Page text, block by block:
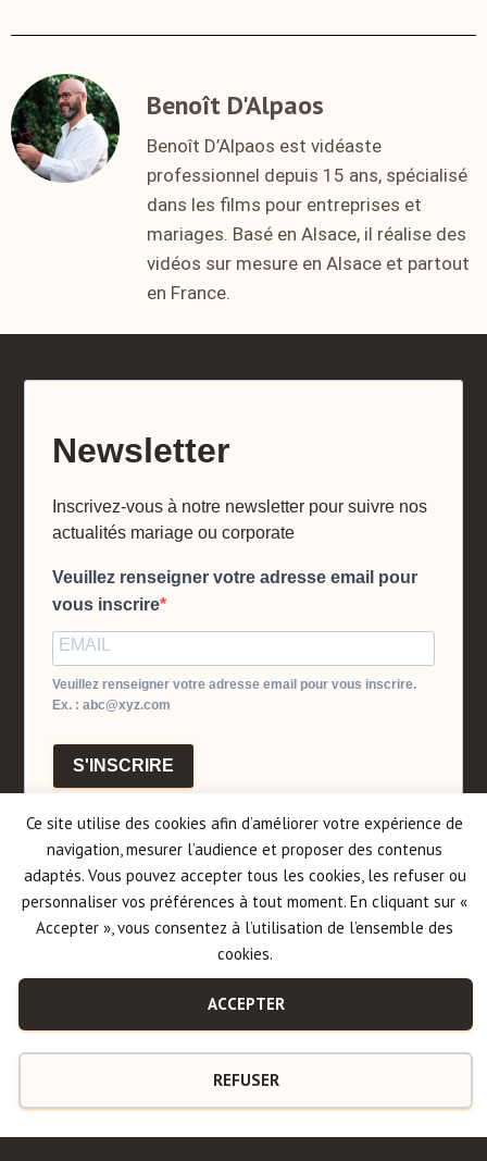
Ce site utilise des cookies afin d’améliorer votre expérience de
navigation, mesurer l’audience et proposer des contenus
adaptés. Vous pouvez accepter tous les cookies, les refuser ou
personnaliser vos préférences à tout moment. En cliquant sur «
Accepter », vous consentez à l’utilisation de l’ensemble des
cookies.
ACCEPTER
REFUSER
Benoît D'Alpaos
Benoît D’Alpaos est vidéaste
professionnel depuis 15 ans, spécialisé
dans les films pour entreprises et
mariages. Basé en Alsace, il réalise des
vidéos sur mesure en Alsace et partout
en France.
Newsletter
Inscrivez-vous à notre newsletter pour suivre nos
actualités mariage ou corporate
Veuillez renseigner votre adresse email pour
vous inscrire
Veuillez renseigner votre adresse email pour vous inscrire.
Ex. : abc@xyz.com
S'INSCRIRE
Plan de site